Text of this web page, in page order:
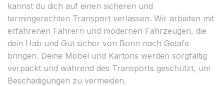
kannst du dich auf einen sicheren und
termingerechten Transport verlassen. Wir arbeiten mit
erfahrenen Fahrern und modernen Fahrzeugen, die
dein Hab und Gut sicher von Bonn nach Getafe
bringen. Deine Möbel und Kartons werden sorgfältig
verpackt und während des Transports geschützt, um
Beschädigungen zu vermeiden.